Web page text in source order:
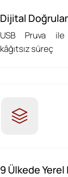
Dijital
USB Pruva ile
kâğıtsız süreç
9 Ülkede Yerel